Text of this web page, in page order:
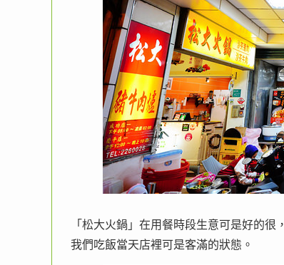
「松大火鍋」在用餐時段生意可是好的很，
我們吃飯當天店裡可是客滿的狀態。